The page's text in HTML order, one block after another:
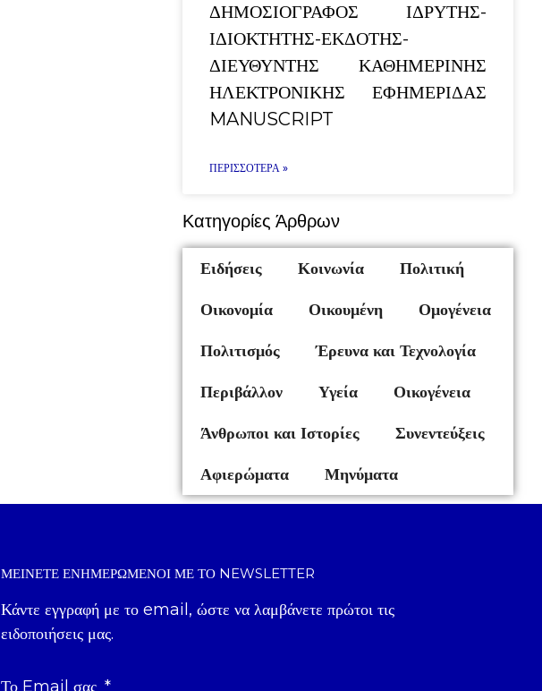
ΔΗΜΟΣΙΟΓΡΑΦΟΣ ΙΔΡΥΤΗΣ-
ΙΔΙΟΚΤΗΤΗΣ-ΕΚΔΟΤΗΣ-
ΔΙΕΥΘΥΝΤΗΣ ΚΑΘΗΜΕΡΙΝΗΣ
ΗΛΕΚΤΡΟΝΙΚΗΣ ΕΦΗΜΕΡΙΔΑΣ
MANUSCRIPT
ΠΕΡΙΣΣΌΤΕΡΑ »
Κατηγορίες Άρθρων
Ειδήσεις Κοινωνία Πολιτική
Οικονομία Οικουμένη Ομογένεια
Πολιτισμός Έρευνα και Τεχνολογία
Περιβάλλον Υγεία Οικογένεια
Άνθρωποι και Ιστορίες Συνεντεύξεις
Αφιερώματα Μηνύματα
ΜΕΊΝΕΤΕ ΕΝΗΜΕΡΩΜΈΝΟΙ ΜΕ ΤΟ NEWSLETTER
Κάντε εγγραφή με το email, ώστε να λαμβάνετε πρώτοι τις
ειδοποιήσεις μας.
Το Email σας